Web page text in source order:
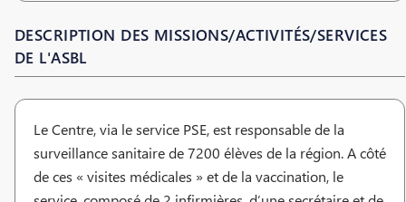
DESCRIPTION DES MISSIONS/ACTIVITÉS/SERVICES
DE L'ASBL
Le Centre, via le service PSE, est responsable de la
surveillance sanitaire de 7200 élèves de la région. A côté
de ces « visites médicales » et de la vaccination, le